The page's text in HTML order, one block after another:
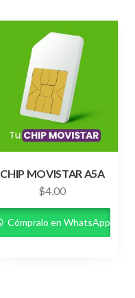
CHIP MOVISTAR A5A
$4,00
Cómpralo en WhatsApp